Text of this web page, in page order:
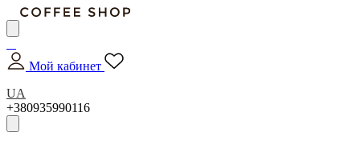
Мой кабинет
UA
+380935990116